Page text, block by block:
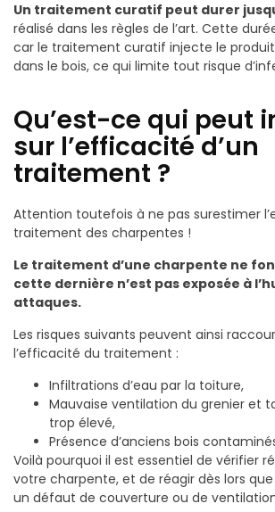
Un traitement curatif peut durer
réalisé dans les règles de l’art. Cette
car le traitement curatif injecte le
dans le bois, ce qui limite tout risque
Qu’est-ce qui peut
sur l’efficacité d’un
traitement ?
Attention toutefois à ne pas surestimer
traitement des charpentes !
Le traitement d’une charpente ne
cette dernière n’est pas exposée à
attaques.
Les risques suivants peuvent ainsi
l’efficacité du traitement :
Infiltrations d’eau par la toiture,
Mauvaise ventilation du grenier et
trop élevé,
Présence d’anciens bois
Voilà pourquoi il est essentiel de vérifier
votre charpente, et de réagir dès lors
un défaut de couverture ou de